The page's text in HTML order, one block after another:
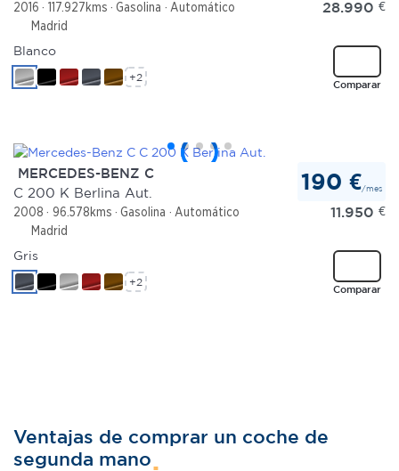
2016 117.927kms Gasolina
Automático
Madrid
28.990 €
Comparar
Blanco
+2
MERCEDES-BENZ C
C 200 K Berlina Aut.
2008 96.578kms Gasolina
Automático
Madrid
190 €/mes
11.950 €
Comparar
Gris
+2
Ventajas de comprar un coche de
segunda mano